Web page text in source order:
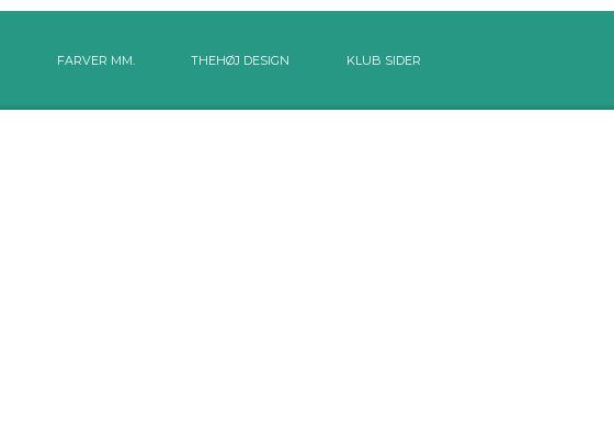
FARVER MM. THEHØJ DESIGN KLUB SIDER